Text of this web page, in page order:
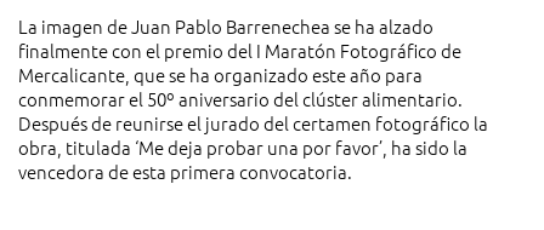
La imagen de Juan Pablo Barrenechea se ha alzado
finalmente con el premio del I Maratón Fotográfico de
Mercalicante, que se ha organizado este año para
conmemorar el 50º aniversario del clúster alimentario.
Después de reunirse el jurado del certamen fotográfico la
obra, titulada ‘Me deja probar una por favor’, ha sido la
vencedora de esta primera convocatoria.